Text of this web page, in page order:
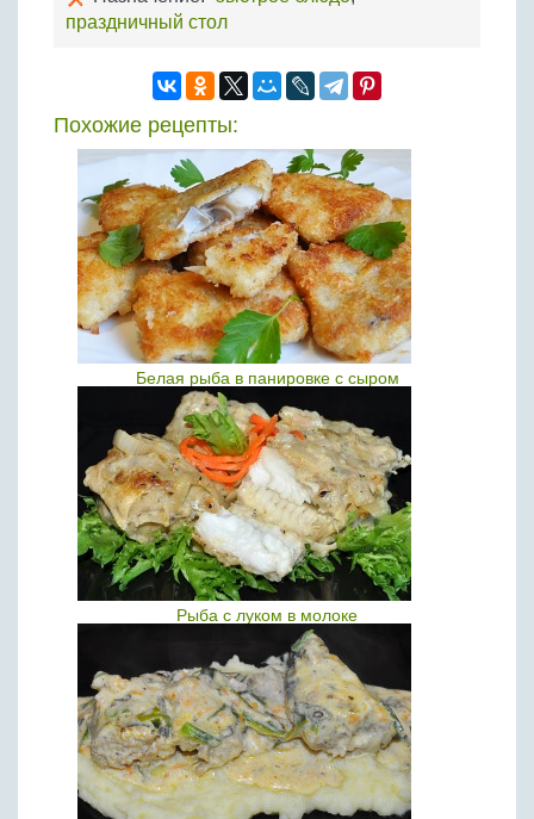
праздничный стол
Похожие рецепты:
Белая рыба в панировке с сыром
Рыба с луком в молоке